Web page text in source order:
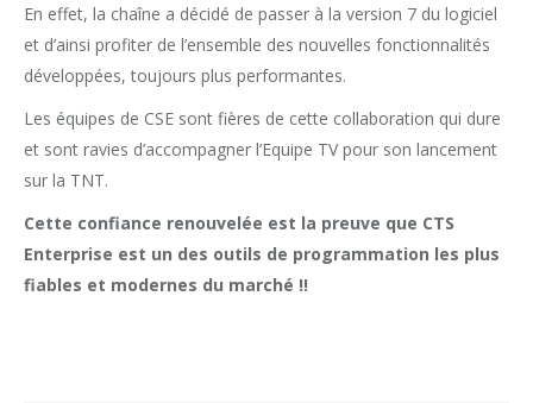
En effet, la chaîne a décidé de passer à la version 7 du logiciel
et d’ainsi profiter de l’ensemble des nouvelles fonctionnalités
développées, toujours plus performantes.
Les équipes de CSE sont fières de cette collaboration qui dure
et sont ravies d’accompagner l’Equipe TV pour son lancement
sur la TNT.
Cette confiance renouvelée est la preuve que CTS
Enterprise est un des outils de programmation les plus
fiables et modernes du marché !!